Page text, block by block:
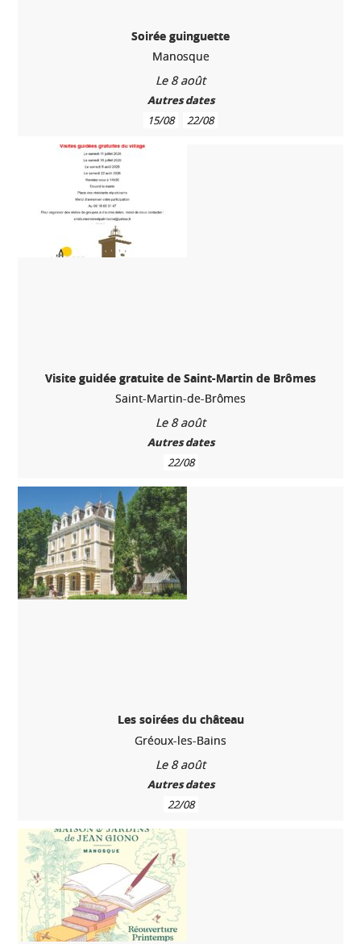
Soirée guinguette
Manosque
Le 8 août
Autres dates
15/08
22/08
Visite guidée gratuite de Saint-Martin de Brômes
Saint-Martin-de-Brômes
Le 8 août
Autres dates
22/08
Les soirées du château
Gréoux-les-Bains
Le 8 août
Autres dates
22/08